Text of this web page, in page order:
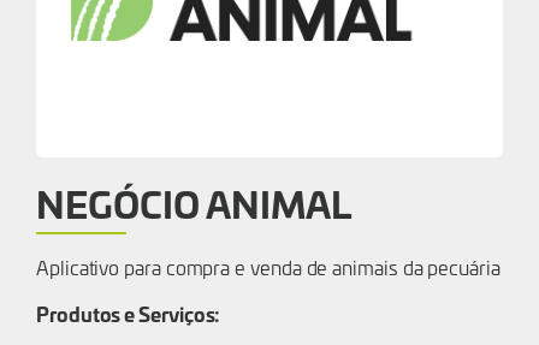
NEGÓCIO ANIMAL
Aplicativo para compra e venda de animais da pecuária
Produtos e Serviços: